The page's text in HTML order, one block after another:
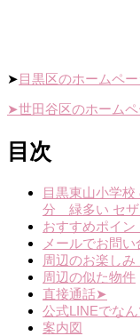
➤目黒区のホームペ
➤世田谷区のホーム
目次
目黒東山小学
分 緑多い セザ
おすすめポイン
メールでお問
周辺のお楽しみ
周辺の似た物件
直接通話➤
公式LINEでな
案内図